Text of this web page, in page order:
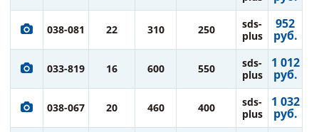
038-081 22 310 250
sds-
plus
952
руб.
033-819 16 600 550
sds-
plus
1 012
руб.
038-067 20 460 400
sds-
plus
1 032
руб.